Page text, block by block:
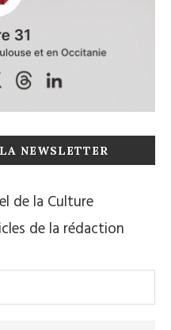
NEWSLETTER
de la Culture
de la rédaction